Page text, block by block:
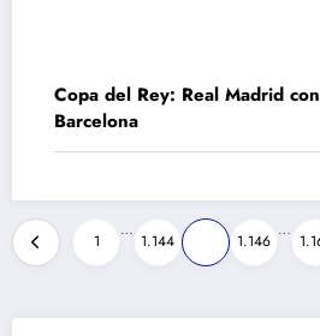
Copa del Rey: Real Madrid
Barcelona
Paginación
de
entradas
1
…
1.144 1.146
…